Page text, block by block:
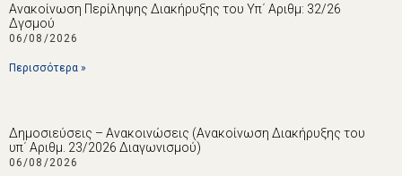
Ανακοίνωση Περίληψης Διακήρυξης του Υπ΄ Αριθμ: 32/26
Δγσμού
06/08/2026
Περισσότερα »
Δημοσιεύσεις – Ανακοινώσεις (Ανακοίνωση Διακήρυξης του
υπ΄ Αριθμ. 23/2026 Διαγωνισμού)
06/08/2026